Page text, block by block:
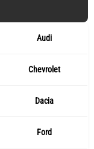
Audi
Chevrolet
Dacia
Ford